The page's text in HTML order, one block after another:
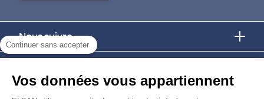
Continuer sans accepter
Vos données vous appartiennent
Nous suivre
Nous rejoindre